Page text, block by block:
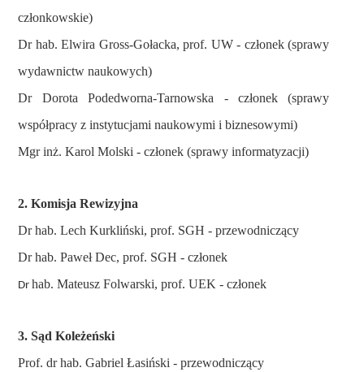
członkowskie)
Dr hab. Elwira Gross-Gołacka, prof. UW - członek (sprawy
wydawnictw naukowych)
Dr Dorota Podedworna-Tarnowska - członek (sprawy
współpracy z instytucjami naukowymi i biznesowymi)
Mgr inż. Karol Molski - członek (sprawy informatyzacji)
2. Komisja Rewizyjna
Dr hab. Lech Kurkliński, prof. SGH - przewodniczący
Dr hab. Paweł Dec, prof. SGH - członek
Drhab. Mateusz Folwarski, prof. UEK - członek
3. Sąd Koleżeński
Prof. dr hab. Gabriel Łasiński - przewodniczący